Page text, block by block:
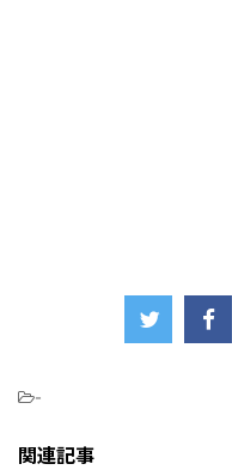
-
関連記事